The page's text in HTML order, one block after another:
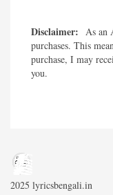
Disclaimer: As an
purchases. This
purchase, I may
you.
2025 lyricsbengali.in